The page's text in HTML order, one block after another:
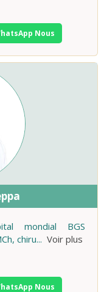
Nous
mondial BGS
chiru... Voir plus
Nous